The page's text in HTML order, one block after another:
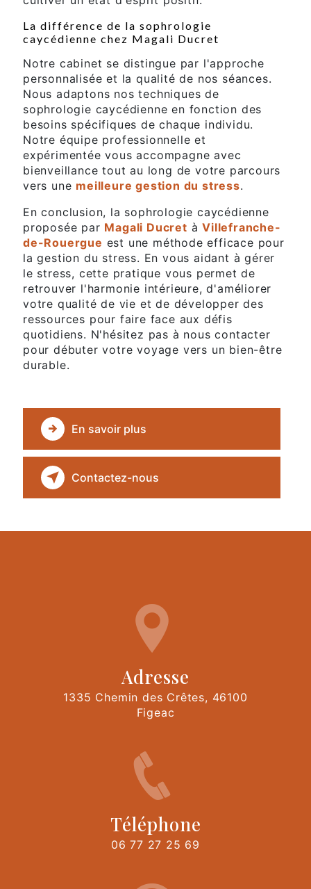
La différence de la sophrologie
caycédienne chez Magali Ducret
Notre cabinet se distingue par l'approche
personnalisée et la qualité de nos séances.
Nous adaptons nos techniques de
sophrologie caycédienne en fonction des
besoins spécifiques de chaque individu.
Notre équipe professionnelle et
expérimentée vous accompagne avec
bienveillance tout au long de votre parcours
vers une meilleure gestion du stress.
En conclusion, la sophrologie caycédienne
proposée par Magali Ducret àVillefranche-
de-Rouergue est une méthode efficace pour
la gestion du stress. En vous aidant à gérer
le stress, cette pratique vous permet de
retrouver l'harmonie intérieure, d'améliorer
votre qualité de vie et de développer des
ressources pour faire face aux défis
quotidiens. N'hésitez pas à nous contacter
pour débuter votre voyage vers un bien-être
durable.
En savoir plus
Contactez-nous
Adresse
1335 Chemin des Crêtes, 46100
Figeac
Téléphone
06 77 27 25 69